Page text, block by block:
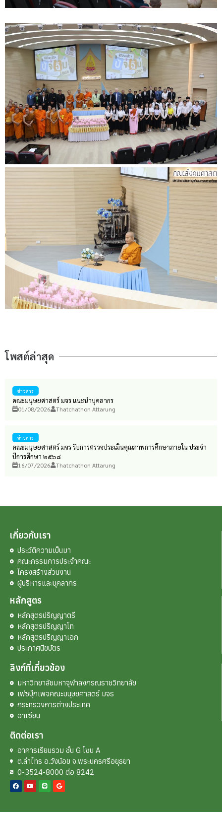
โพสต์ล่าสุด
ข่าวสาร
คณะมนุษยศาสตร์ มจร แนะนำบุคลากร
01/08/2026 Thatchathon Attarung
ข่าวสาร
คณะมนุษยศาสตร์ มจร รับการตรวจประเมินคุณภาพการศึกษาภายใน ประจำ
ปีการศึกษา ๒๕๖๘
16/07/2026 Thatchathon Attarung
เกี่ยวกับเรา
ประวัติความเป็นมา
คณะกรรมการประจำคณะ
โครงสร้างส่วนงาน
ผู้บริหารและบุคลากร
หลักสูตร
หลักสูตรปริญญาตรี
หลักสูตรปริญญาโท
หลักสูตรปริญญาเอก
ประกาศนียบัตร
ลิงก์ที่เกี่ยวข้อง
มหาวิทยาลัยมหาจุฬาลงกรณราชวิทยาลัย
เฟซบุ๊กเพจคณะมนุษยศาสตร์ มจร
กระทรวงการต่างประเทศ
อาเซียน
ติดต่อเรา
อาคารเรียนรวม ชั้น G โซน A
ต.ลำไทร อ.วังน้อย จ.พระนครศรีอยุธยา
0-3524-8000 ต่อ 8242